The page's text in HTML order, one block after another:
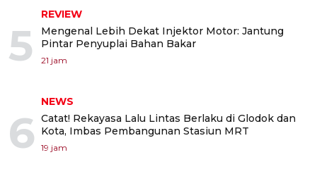
5
REVIEW
Mengenal Lebih Dekat Injektor Motor: Jantung
Pintar Penyuplai Bahan Bakar
21 jam
6
NEWS
Catat! Rekayasa Lalu Lintas Berlaku di Glodok dan
Kota, Imbas Pembangunan Stasiun MRT
19 jam